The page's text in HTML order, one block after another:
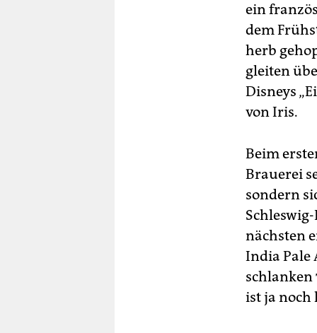
ein
dem
herb
gleiten
Disneys
von Iris.
Beim
Brauerei
sondern
nächsten
India Pale
schlanken
ist ja noch